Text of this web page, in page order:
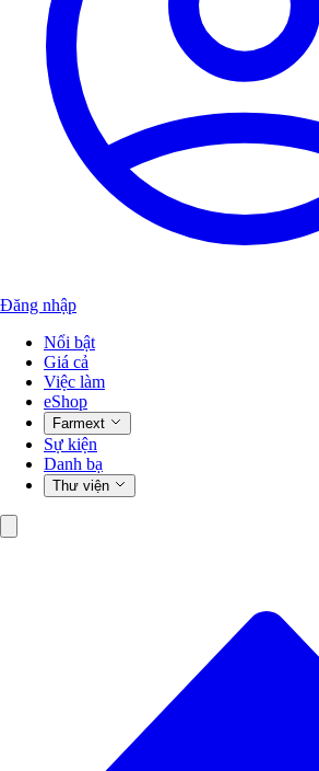
Đăng nhập
Nổi bật
Giá cả
Việc làm
eShop
Farmext
Sự kiện
Danh bạ
Thư viện